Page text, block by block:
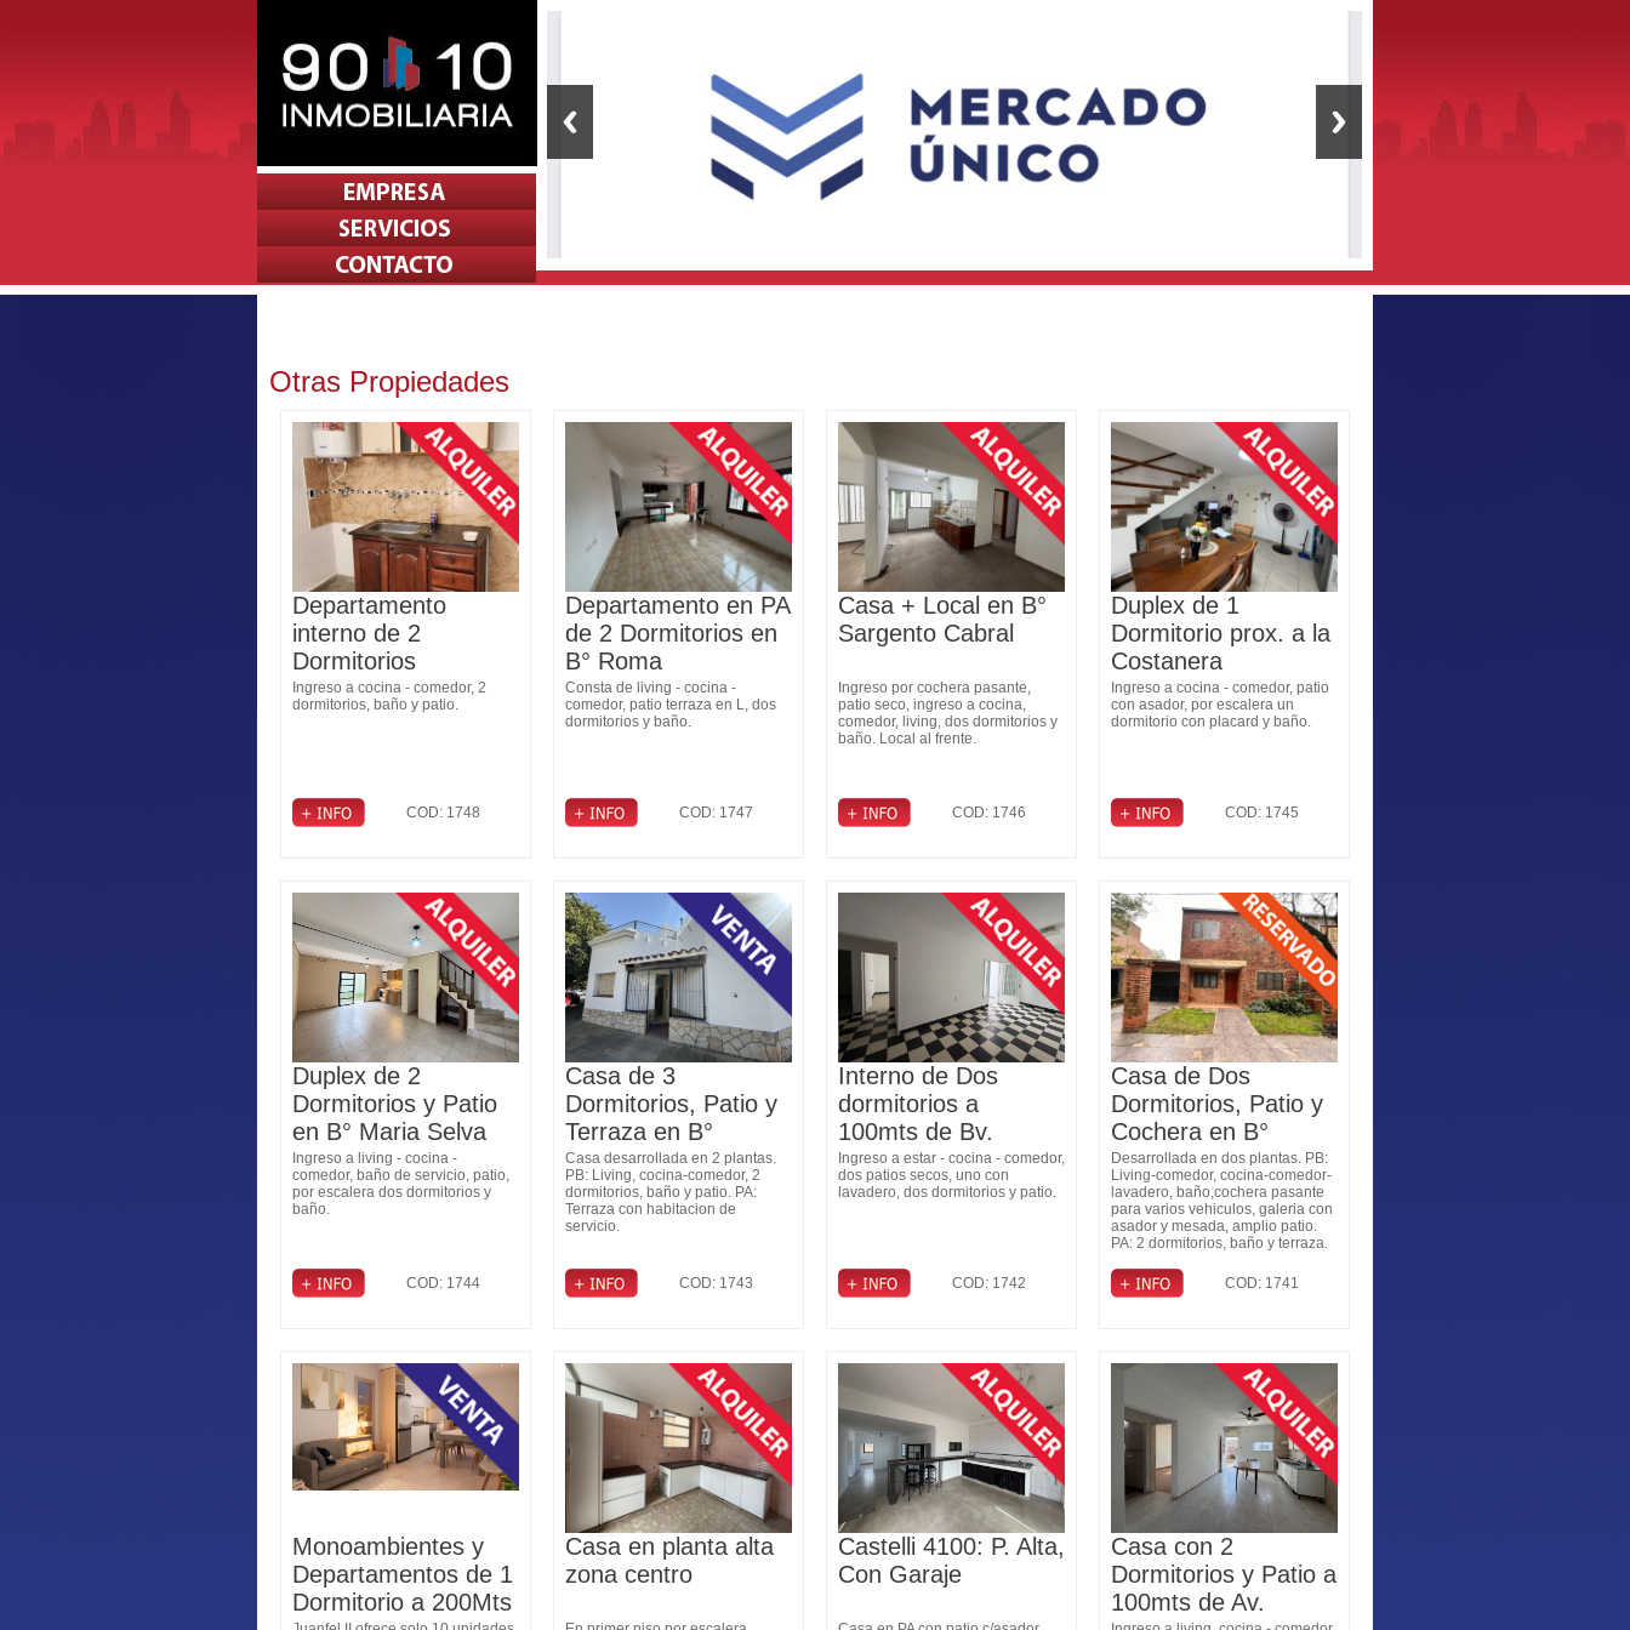
Otras Propiedades
Departamento
interno de 2
Dormitorios
Ingreso a cocina - comedor, 2
dormitorios, baño y patio.
COD: 1748
Departamento en PA
de 2 Dormitorios en
B° Roma
Consta de living - cocina -
comedor, patio terraza en L, dos
dormitorios y baño.
COD: 1747
Casa + Local en B°
Sargento Cabral
Ingreso por cochera pasante,
patio seco, ingreso a cocina,
comedor, living, dos dormitorios y
baño. Local al frente.
COD: 1746
Duplex de 1
Dormitorio prox. a la
Costanera
Ingreso a cocina - comedor, patio
con asador, por escalera un
dormitorio con placard y baño.
COD: 1745
Duplex de 2
Dormitorios y Patio
en B° Maria Selva
Ingreso a living - cocina -
comedor, baño de servicio, patio,
por escalera dos dormitorios y
baño.
COD: 1744
Casa de 3
Dormitorios, Patio y
Terraza en B°
Fomento 9 de Julio
Casa desarrollada en 2 plantas.
PB: Living, cocina-comedor, 2
dormitorios, baño y patio. PA:
Terraza con habitacion de
servicio.
COD: 1743
Interno de Dos
dormitorios a
100mts de Bv.
Pellegrini
Ingreso a estar - cocina - comedor,
dos patios secos, uno con
lavadero, dos dormitorios y patio.
COD: 1742
Casa de Dos
Dormitorios, Patio y
Cochera en B°
Judiciales
Desarrollada en dos plantas. PB:
Living-comedor, cocina-comedor-
lavadero, baño,cochera pasante
para varios vehiculos, galeria con
asador y mesada, amplio patio.
PA: 2 dormitorios, baño y terraza.
COD: 1741
Monoambientes y
Departamentos de 1
Dormitorio a 200Mts
Casa en planta alta
zona centro
Castelli 4100: P. Alta,
Con Garaje
Casa con 2
Dormitorios y Patio a
100mts de Av.